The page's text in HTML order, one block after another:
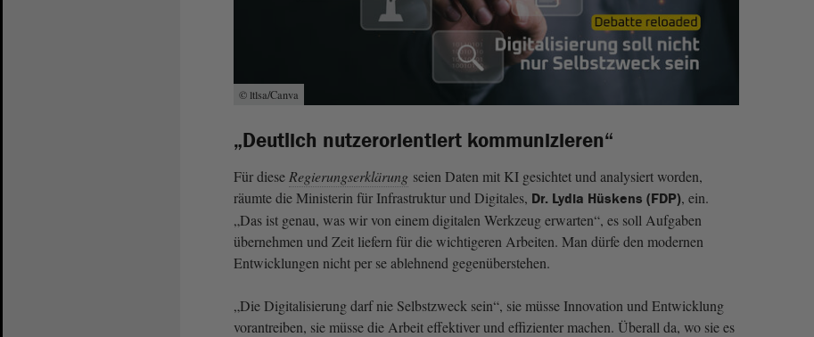
© ltlsa/Canva
„Deutlich nutzerorientiert kommunizieren“
Für diese Regierungserklärung seien Daten mit KI gesichtet und analysiert worden,
räumte die Ministerin für Infrastruktur und Digitales, Dr. Lydia Hüskens (FDP), ein.
„Das ist genau, was wir von einem digitalen Werkzeug erwarten“, es soll Aufgaben
übernehmen und Zeit liefern für die wichtigeren Arbeiten. Man dürfe den modernen
Entwicklungen nicht per se ablehnend gegenüberstehen.
„Die Digitalisierung darf nie Selbstzweck sein“, sie müsse Innovation und Entwicklung
vorantreiben, sie müsse die Arbeit effektiver und effizienter machen. Überall da, wo sie es